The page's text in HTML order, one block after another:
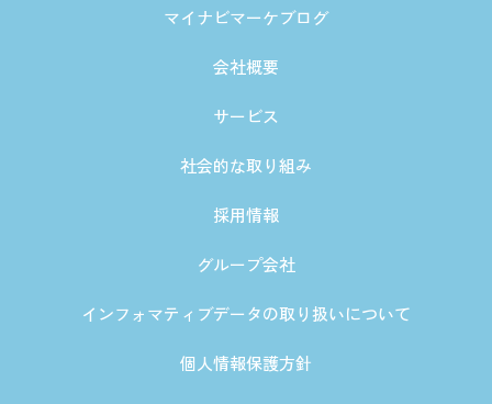
マイナビマーケブログ
会社概要
サービス
社会的な取り組み
採用情報
グループ会社
インフォマティブデータの取り扱いについて
個人情報保護方針